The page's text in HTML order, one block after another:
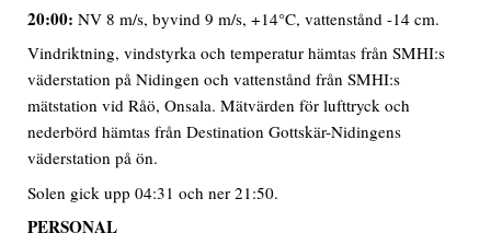
20:00:NV 8 m/s, byvind 9 m/s, +14°C, vattenstånd -14 cm.
Vindriktning, vindstyrka och temperatur hämtas från SMHI:s
väderstation på Nidingen och vattenstånd från SMHI:s
mätstation vid Råö, Onsala. Mätvärden för lufttryck och
nederbörd hämtas från Destination Gottskär-Nidingens
väderstation på ön.
Solen gick upp 04:31 och ner 21:50.
PERSONAL